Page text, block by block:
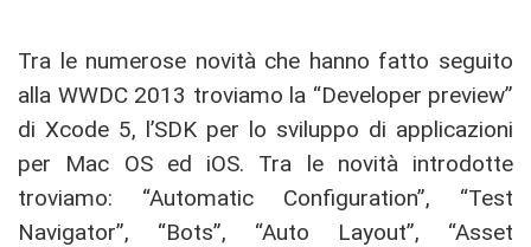
Tra le numerose novità che hanno fatto seguito
alla WWDC 2013 troviamo la “Developer preview”
di Xcode 5, l’SDK per lo sviluppo di applicazioni
per Mac OS ed iOS. Tra le novità introdotte
troviamo: “Automatic Configuration”, “Test
Navigator”, “Bots”, “Auto Layout”, “Asset